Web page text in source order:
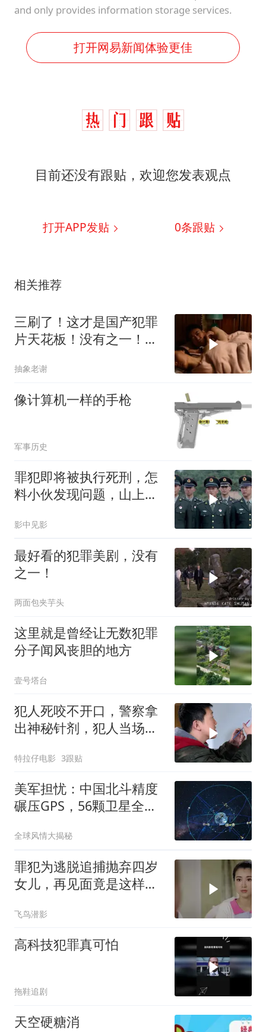
and only provides information storage services.
打开网易新闻体验更佳
目前还没有跟贴，欢迎您发表观点
打开APP发贴 0条跟贴
相关推荐
三刷了！这才是国产犯罪
片天花板！没有之一！人
抽象老谢
像计算机一样的手枪
军事历史
罪犯即将被执行死刑，怎
料小伙发现问题，山上有
影中见影
最好看的犯罪美剧，没有
之一！
两面包夹芋头
这里就是曾经让无数犯罪
分子闻风丧胆的地方
壹号塔台
犯人死咬不开口，警察拿
出神秘针剂，犯人当场说
特拉仔电影 3跟贴
美军担忧：中国北斗精度
碾压GPS，56颗卫星全天
全球风情大揭秘
罪犯为逃脱追捕抛弃四岁
女儿，再见面竟是这样的
飞鸟潜影
高科技犯罪真可怕
拖鞋追剧
天空硬糖消